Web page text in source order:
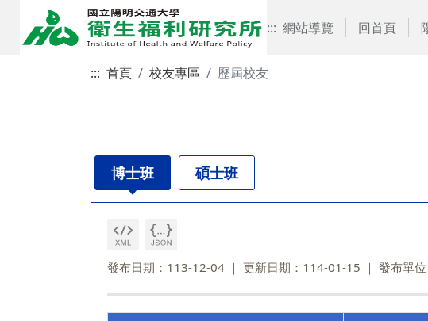
::: 網站導覽 回首頁
::: 首頁 校友專區 歷屆校友
博士班 碩士班
發布日期：113-12-04 更新日期：114-01-15 發布單